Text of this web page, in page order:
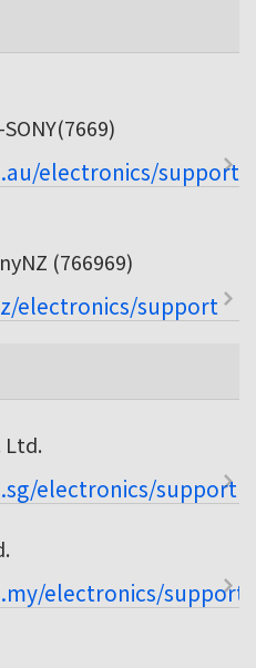
electronics/support
(766969)
electronics/support
Ltd.
electronics/support
electronics/support